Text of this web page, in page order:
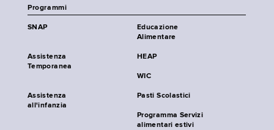
Programmi
SNAP
Educazione
Alimentare
Assistenza
Temporanea
HEAP
WIC
Assistenza
all'infanzia
Pasti Scolastici
Programma Servizi
alimentari estivi